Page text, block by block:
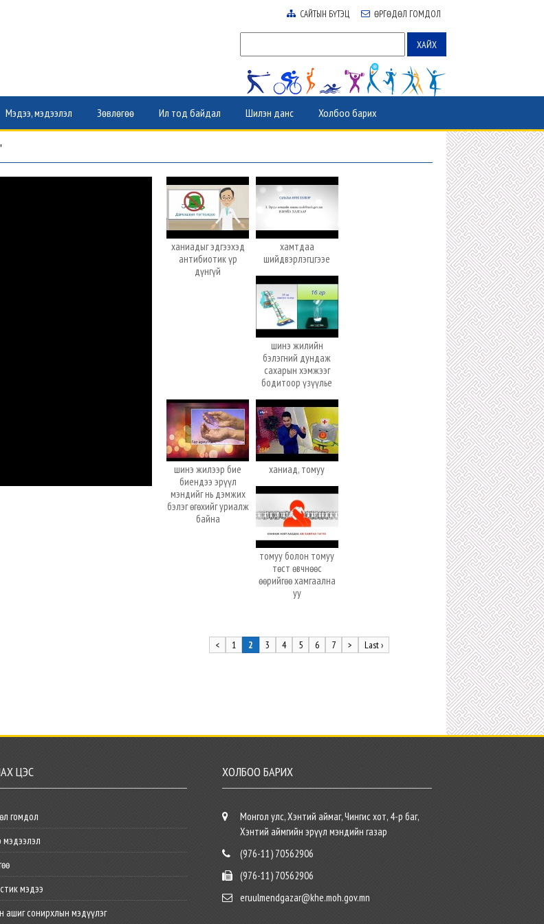
САЙТЫН БҮТЭЦ ӨРГӨДӨЛ ГОМДОЛ
Мэдээ, мэдээлэл Зөвлөгөө Ил тод байдал Шилэн данс Холбоо барих
ханиадыг эдгээхэд
антибиотик үр
дүнгүй
хамтдаа
шийдвэрлэгцгээе
шинэ жилийн
бэлэгний дундаж
сахарын хэмжээг
бодитоор үзүүлье
шинэ жилээр бие
биендээ эрүүл
мэндийг нь дэмжих
бэлэг өгөхийг уриалж
байна
ханиад, томуу
томуу болон томуу
төст өвчнөөс
өөрийгөө хамгаална
уу
< 1 2 3 4 5 6 7 > Last ›
ЦЭС
гомдол
мэдээ
ашиг сонирхлын мэдүүлэг
ХОЛБОО БАРИХ
Монгол улс, Хэнтий аймаг, Чингис хот, 4-р баг,
Хэнтий аймгийн эрүүл мэндийн газар
(976-11) 70562906
(976-11) 70562906
eruulmendgazar@khe.moh.gov.mn